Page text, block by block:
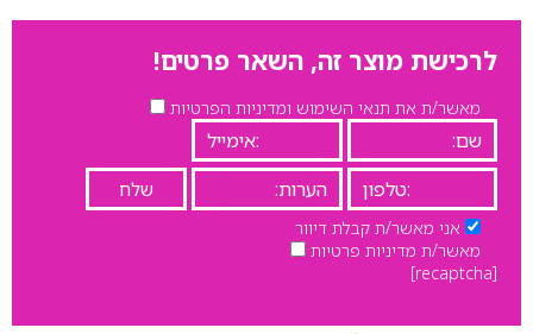
לרכישת מוצר זה, השאר פרטים!
מאשר/ת את תנאי השימוש ומדיניות הפרטיות
אני מאשר/ת קבלת דיוור
מאשר/ת מדיניות פרטיות
[recaptcha]